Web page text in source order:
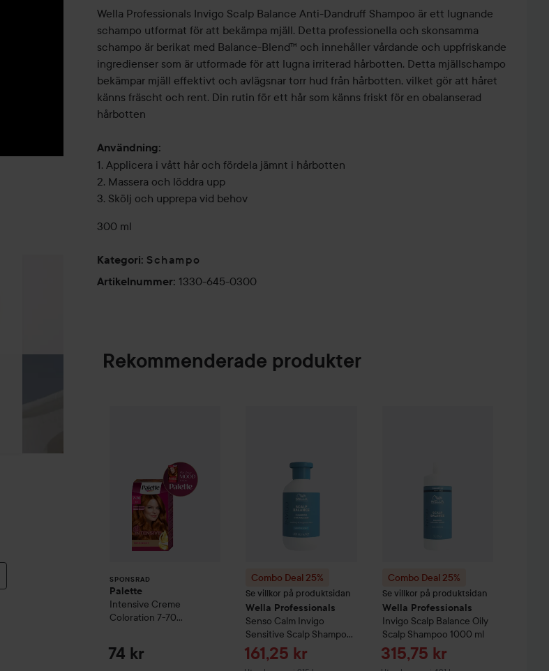
Wella Professionals Invigo Scalp Balance Anti-Dandruff Shampoo är ett lugnande
schampo utformat för att bekämpa mjäll. Detta professionella och skonsamma
schampo är berikat med Balance-Blend™ och innehåller vårdande och uppfriskande
ingredienser som är utformade för att lugna irriterad hårbotten. Detta mjällschampo
bekämpar mjäll effektivt och avlägsnar torr hud från hårbotten, vilket gör att håret
känns fräscht och rent. Din rutin för ett hår som känns friskt för en obalanserad
hårbotten
Användning:
1. Applicera i vått hår och fördela jämnt i hårbotten
2. Massera och löddra upp
3. Skölj och upprepa vid behov
300 ml
Kategori: Schampo
Artikelnummer: 1330-645-0300
Rekommenderade produkter
SPONSRAD
Palette
Intensive Creme
Coloration 7-70
74 kr
Combo Deal 25%
Se villkor på produktsidan
Wella Professionals
Senso Calm Invigo
Sensitive Scalp Shampoo
300 ml
Reapris
161,25 kr
Combo Deal 25%
Se villkor på produktsidan
Wella Professionals
Invigo Scalp Balance Oily
Scalp Shampoo 1000 ml
Reapris
315,75 kr